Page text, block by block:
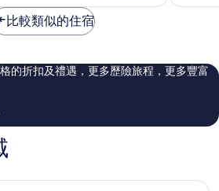
很
評
價
比較類似的住宿
的折扣及禮遇，更多歷險旅程，更多豐富